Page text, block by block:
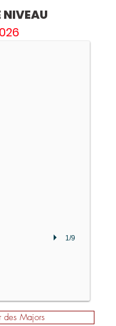
NIVEAU
1/9
des Majors